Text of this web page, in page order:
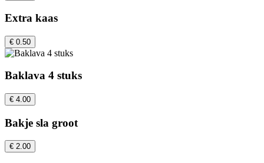
Extra kaas
€ 0.50
Baklava 4 stuks
€ 4.00
Bakje sla groot
€ 2.00